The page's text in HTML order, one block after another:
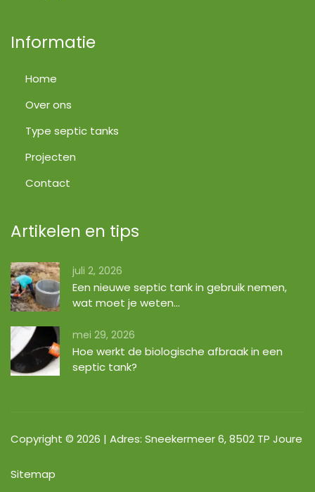
Informatie
Home
Over ons
Type septic tanks
Projecten
Contact
Artikelen en tips
juli 2, 2026
Een nieuwe septic tank in gebruik nemen,
wat moet je weten…
mei 29, 2026
Hoe werkt de biologische afbraak in een
septic tank?
Copyright © 2026 | Adres: Sneekermeer 6, 8502 TP Joure
Sitemap